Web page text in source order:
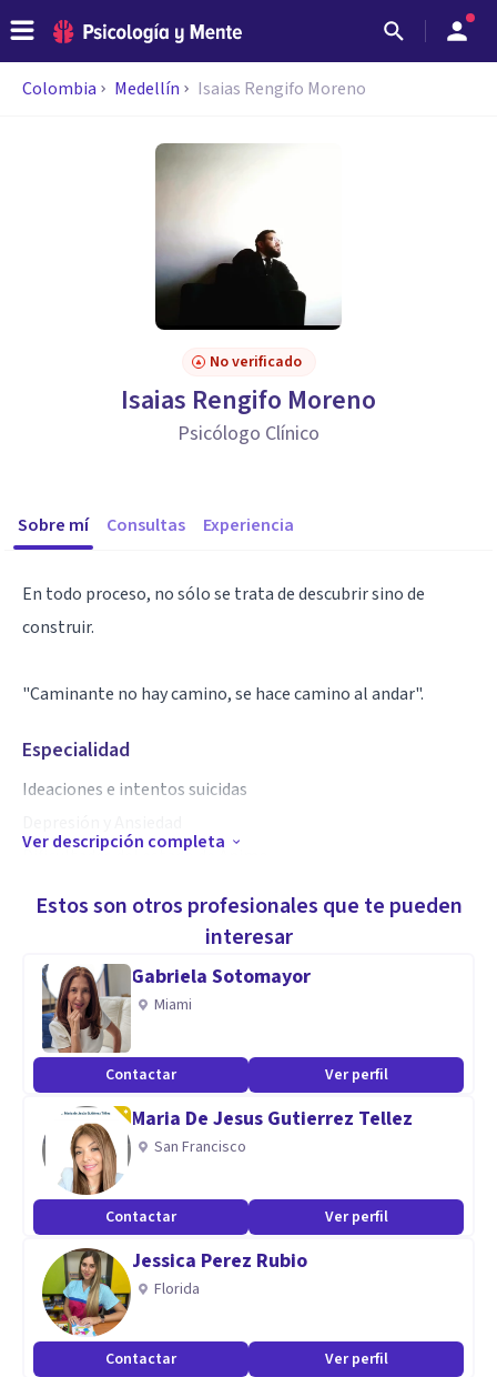
Colombia Medellín Isaias Rengifo Moreno
No verificado
Isaias Rengifo Moreno
Psicólogo Clínico
Sobre mí Consultas Experiencia
En todo proceso, no sólo se trata de descubrir sino de
construir.
"Caminante no hay camino, se hace camino al andar".
Especialidad
Ideaciones e intentos suicidas
Dificultades del estado de Ánimo
Familiar
Aptitudes
Escucha flotante
Atención al detalle
Buscar precisión
Optar por ser directo
Precisar de la singularidad de mis pacientes que intertar una
heterogenizacion de cada uno de ellos.
Es buscar comprender y no cambiar por obligación a como
lo considere el profesional.
Ver descripción completa
Estos son otros profesionales que te pueden
interesar
Gabriela Sotomayor
Miami
Contactar Ver perfil
Maria De Jesus Gutierrez Tellez
San Francisco
Contactar Ver perfil
Jessica Perez Rubio
Florida
Contactar Ver perfil